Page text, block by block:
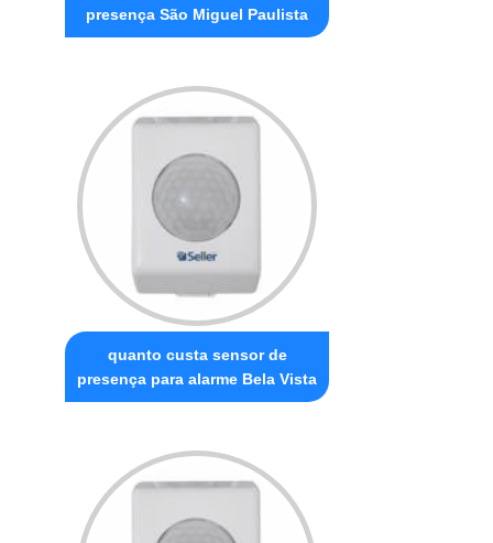
presença São Miguel Paulista
quanto custa sensor de
presença para alarme Bela Vista